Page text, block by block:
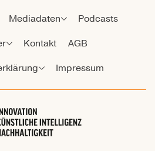
Mediadaten
Podcasts
Kontakt
AGB
Impressum